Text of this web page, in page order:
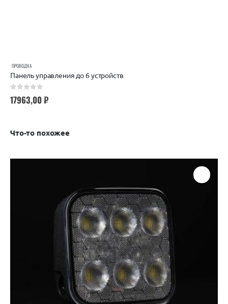
ПРОВОДКА
Панель управления до 6 устройств
17963,00₽
Что-то похожее